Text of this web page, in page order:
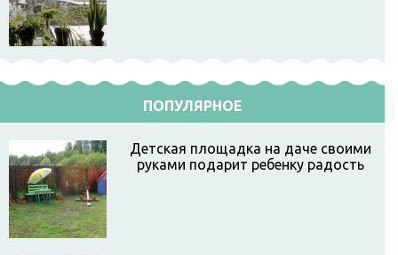
ПОПУЛЯРНОЕ
Детская площадка на даче своими
руками подарит ребенку радость